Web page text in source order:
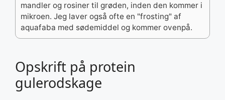
Opskrift på protein
gulerodskage
mandler og rosiner til grøden, inden den kommer i
mikroen. Jeg laver også ofte en "frosting" af
aquafaba med sødemiddel og kommer ovenpå.